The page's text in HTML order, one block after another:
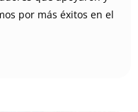
por más éxitos en el